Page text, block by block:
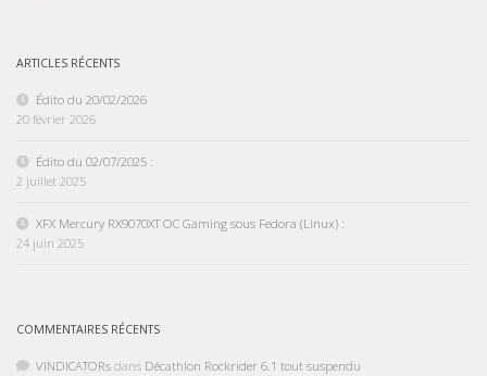
ARTICLES RÉCENTS
Édito du 20/02/2026
20 février 2026
Édito du 02/07/2025 :
2 juillet 2025
XFX Mercury RX9070XT OC Gaming sous Fedora (Linux) :
24 juin 2025
COMMENTAIRES RÉCENTS
VINDICATORs dans Décathlon Rockrider 6.1 tout suspendu